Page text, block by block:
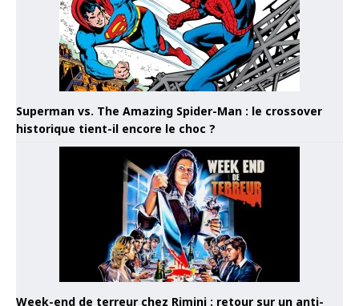
Superman vs. The Amazing Spider-Man : le crossover
historique tient-il encore le choc ?
Week-end de terreur chez Rimini : retour sur un anti-